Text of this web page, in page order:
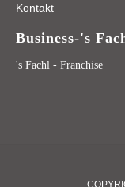
Kontakt
Business-'s
's Fachl - Franchise